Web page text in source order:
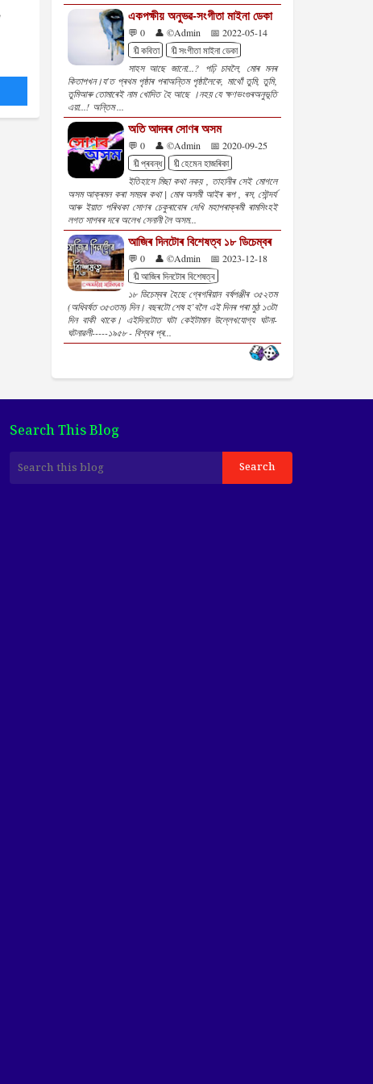
একপক্ষীয় অনুভৱ-সংগীতা মাইনা ডেকা
💬 0 👤 ©Admin
📅 2022-05-14
🔖কবিতা
🔖সংগীতা মাইনা ডেকা
সাহস আছে জানো...? পঢ়ি চাবলৈ, মোৰ মনৰ
কিতাপখন।য'ত প্ৰথম পৃষ্ঠাৰ পৰাঅন্তিম পৃষ্ঠালৈকে, মাথোঁ তুমি, তুমি,
তুমিআৰু তোমাৰেই নাম খোদিত হৈ আছে ।নহয় যে ক্ষণভংগুৰঅনুভূতি
এয়া...! অন্তিম ...
অতি আদৰৰ সোণৰ অসম
💬 0 👤 ©Admin
📅 2020-09-25
🔖প্ৰবন্ধ
🔖হেমেন হাজৰিকা
ইতিহাসে মিছা কথা নকয় , তাহানীৰ সেই মোগলে
অসম আক্ৰমন কৰা সময়ৰ কথা | মোৰ অসমী আইৰ ৰূপ , ৰস, সৌন্দৰ্য
আৰু ইয়াত পৰিথকা সোণৰ চেকুৰাবোৰ দেখি মহাপৰাক্ৰমী ৰামসিংহই
লগত সাগৰৰ দৰে অলেখ সেনানী লৈ অসম...
আজিৰ দিনটোৰ বিশেষত্ব ১৮ ডিচেম্বৰ
💬 0 👤 ©Admin
📅 2023-12-18
🔖আজিৰ দিনটোৰ বিশেষত্ব
১৮ ডিচেম্বৰ হৈছে গ্ৰেগৰিয়ান বৰ্ষপঞ্জীৰ ৩৫২তম
(অধিবৰ্ষত ৩৫৩তম) দিন। বছৰটো শেষ হ’বলৈ এই দিনৰ পৰা মুঠ ১৩টা
দিন বাকী থাকে। এইদিনটোত ঘটা কেইটামান উল্লেখযোগ্য ঘটনা-
ঘটনাৱলী-----১৯৫৮ - বিশ্বৰ প্ৰ...
Search This Blog